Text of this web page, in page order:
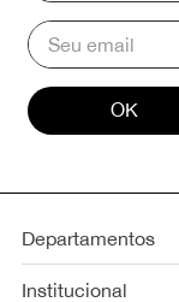
OK
Departamentos
Institucional